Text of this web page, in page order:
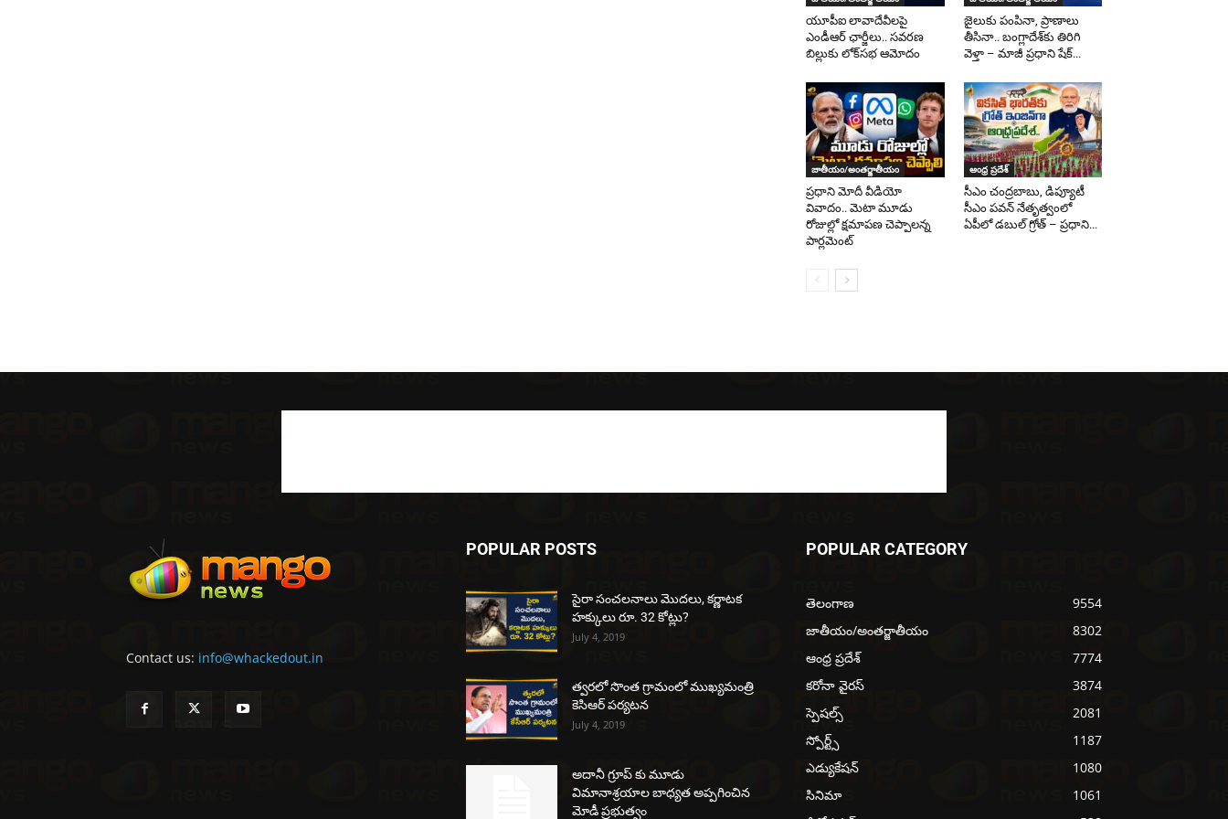
యూపీఐ లావాదేవీలపై
ఎండీఆర్ ఛార్జీలు.. సవరణ
బిల్లుకు లోక్‌సభ ఆమోదం
జైలుకు పంపినా, ప్రాణాలు
తీసినా.. బంగ్లాదేశ్‌కు తిరిగి
వెళ్తా – మాజీ ప్రధాని షేక్...
జాతీయం/అంతర్జాతీయం
ప్రధాని మోదీ వీడియో
వివాదం.. మెటా మూడు
రోజుల్లో క్షమాపణ చెప్పాలన్న
పార్లమెంట్
ఆంధ్ర ప్రదేశ్
సీఎం చంద్రబాబు, డిప్యూటీ
సీఎం పవన్‌ నేతృత్వంలో
ఏపీలో డబుల్‌ గ్రోత్ – ప్రధాని...
Contact us: info@whackedout.in
POPULAR POSTS
సైరా సంచలనాలు మొదలు, కర్ణాటక
హక్కులు రూ. 32 కోట్లు?
July 4, 2019
త్వరలో సొంత గ్రామంలో ముఖ్యమంత్రి
కెసిఆర్ పర్యటన
July 4, 2019
అదానీ గ్రూప్ కు మూడు
విమానాశ్రయాల బాధ్యత అప్పగించిన
మోడీ ప్రభుత్వం
POPULAR CATEGORY
తెలంగాణ
9554
జాతీయం/అంతర్జాతీయం
8302
ఆంధ్ర ప్రదేశ్
7774
కరోనా వైరస్
3874
స్పెషల్స్
2081
స్పోర్ట్స్
1187
ఎడ్యుకేషన్
1080
సినిమా
1061